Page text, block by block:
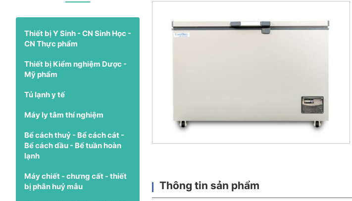
Thiết bị Y Sinh - CN Sinh Học -
CN Thực phẩm
Thiết bị Kiểm nghiệm Dược -
Mỹ phẩm
Tủ lạnh y tế
Máy ly tâm thí nghiệm
Bể cách thuỷ - Bể cách cát -
Bể cách dầu - Bể tuần hoàn
lạnh
Máy chiết - chưng cất - thiết
bị phân huỷ mẫu
Thông tin sản phẩm